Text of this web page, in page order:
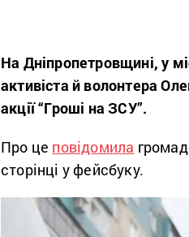
На Дніпропетровщині, у
активіста й волонтера
акції “Гроші на ЗСУ”.
Про це повідомила
сторінці у фейсбуку.